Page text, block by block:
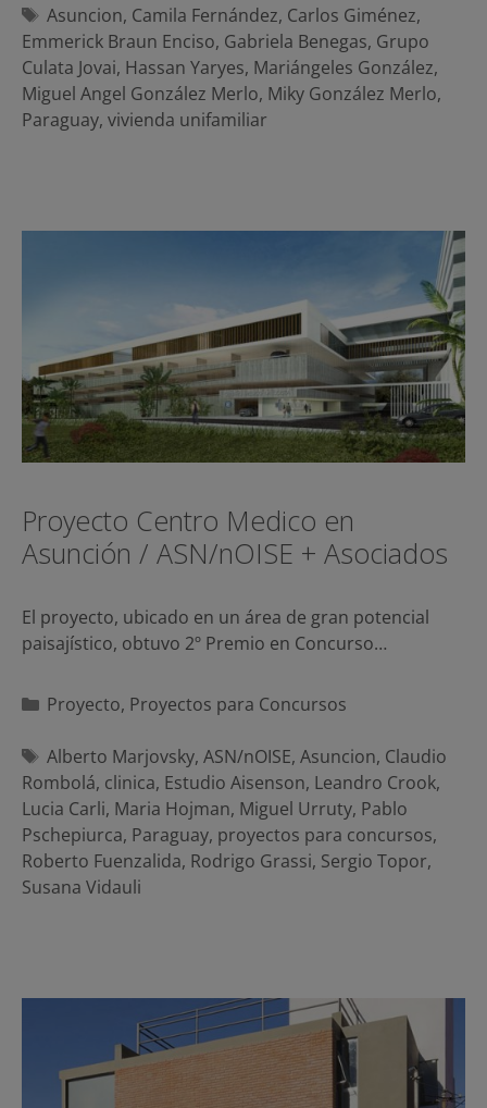
Etiquetas
Asuncion, Camila Fernández, Carlos Giménez,
Emmerick Braun Enciso, Gabriela Benegas, Grupo
Culata Jovai, Hassan Yaryes, Mariángeles González,
Miguel Angel González Merlo, Miky González Merlo,
Paraguay, vivienda unifamiliar
Proyecto Centro Medico en
Asunción / ASN/nOISE + Asociados
El proyecto, ubicado en un área de gran potencial
paisajístico, obtuvo 2º Premio en Concurso…
Categorías
Proyecto, Proyectos para Concursos
Etiquetas
Alberto Marjovsky, ASN/nOISE, Asuncion, Claudio
Rombolá, clinica, Estudio Aisenson, Leandro Crook,
Lucia Carli, Maria Hojman, Miguel Urruty, Pablo
Pschepiurca, Paraguay, proyectos para concursos,
Roberto Fuenzalida, Rodrigo Grassi, Sergio Topor,
Susana Vidauli